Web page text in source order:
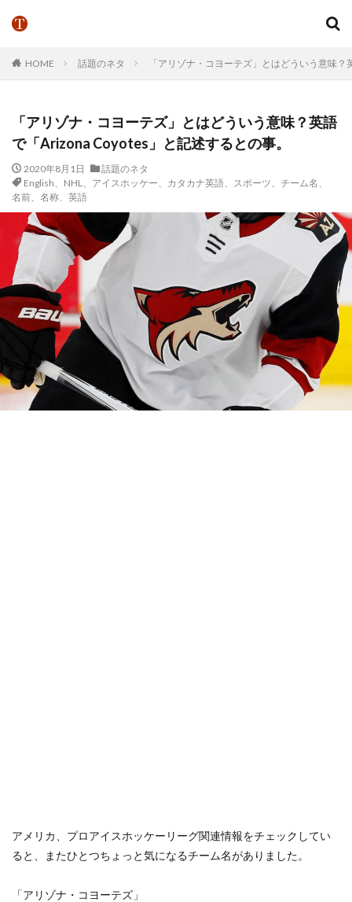
HOME 話題のネタ 「アリゾナ・コヨーテズ」とはどういう意味
「アリゾナ・コヨーテズ」とはどういう意味？英語
で「Arizona Coyotes」と記述するとの事。
2020年8月1日
話題のネタ
English、NHL、アイスホッケー、カタカナ英語、スポーツ、チーム名、
名前、名称、英語
アメリカ、プロアイスホッケーリーグ関連情報をチェックしてい
ると、またひとつちょっと気になるチーム名がありました。
「アリゾナ・コヨーテズ」